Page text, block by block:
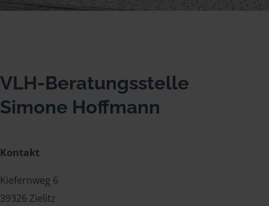
VLH-Beratungsstelle
Simone Hoffmann
Kontakt
Kiefernweg 6
39326 Zielitz